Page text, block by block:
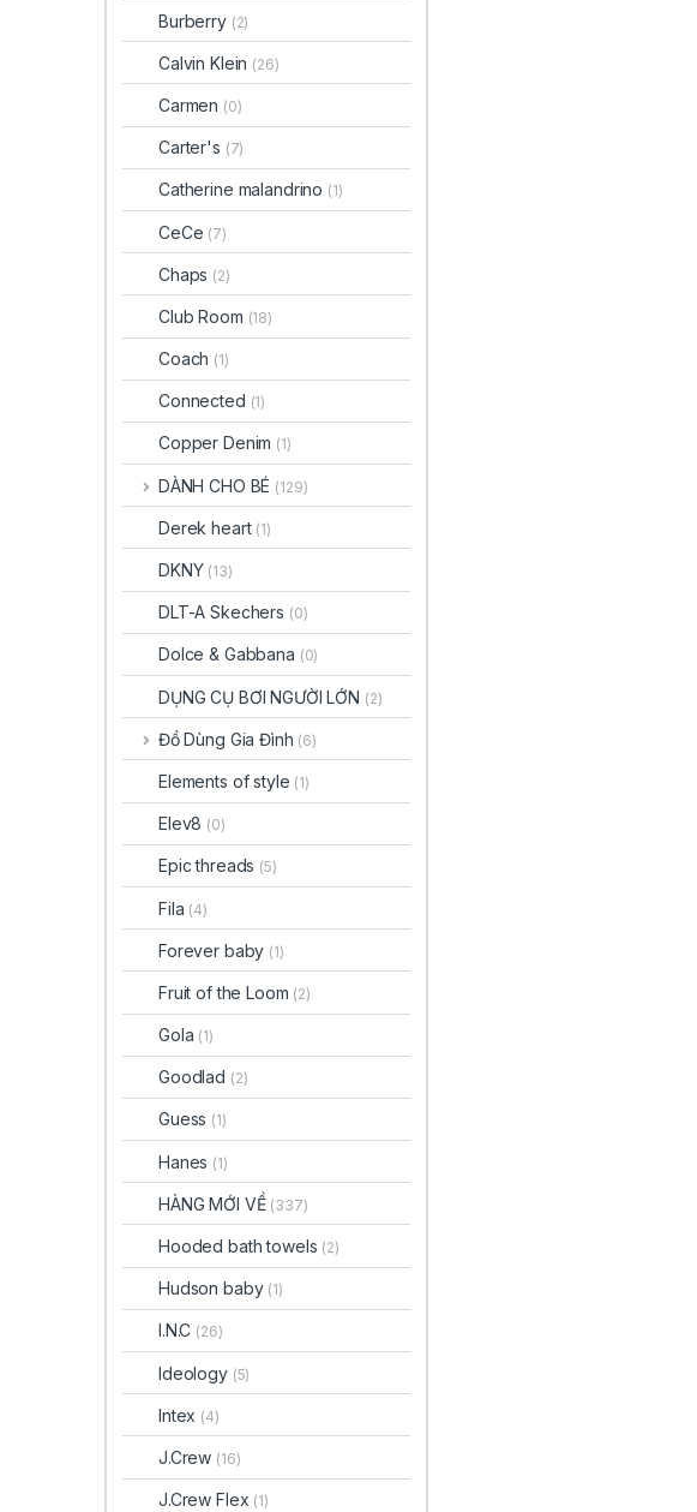
Burberry (2)
Calvin Klein (26)
Carmen (0)
Carter's (7)
Catherine malandrino (1)
CeCe (7)
Chaps (2)
Club Room (18)
Coach (1)
Connected (1)
Copper Denim (1)
DÀNH CHO BÉ (129)
Derek heart (1)
DKNY (13)
DLT-A Skechers (0)
Dolce & Gabbana (0)
DỤNG CỤ BƠI NGƯỜI LỚN (2)
Đồ Dùng Gia Đình (6)
Elements of style (1)
Elev8 (0)
Epic threads (5)
Fila (4)
Forever baby (1)
Fruit of the Loom (2)
Gola (1)
Goodlad (2)
Guess (1)
Hanes (1)
HÀNG MỚI VỀ (337)
Hooded bath towels (2)
Hudson baby (1)
I.N.C (26)
Ideology (5)
Intex (4)
J.Crew (16)
J.Crew Flex (1)